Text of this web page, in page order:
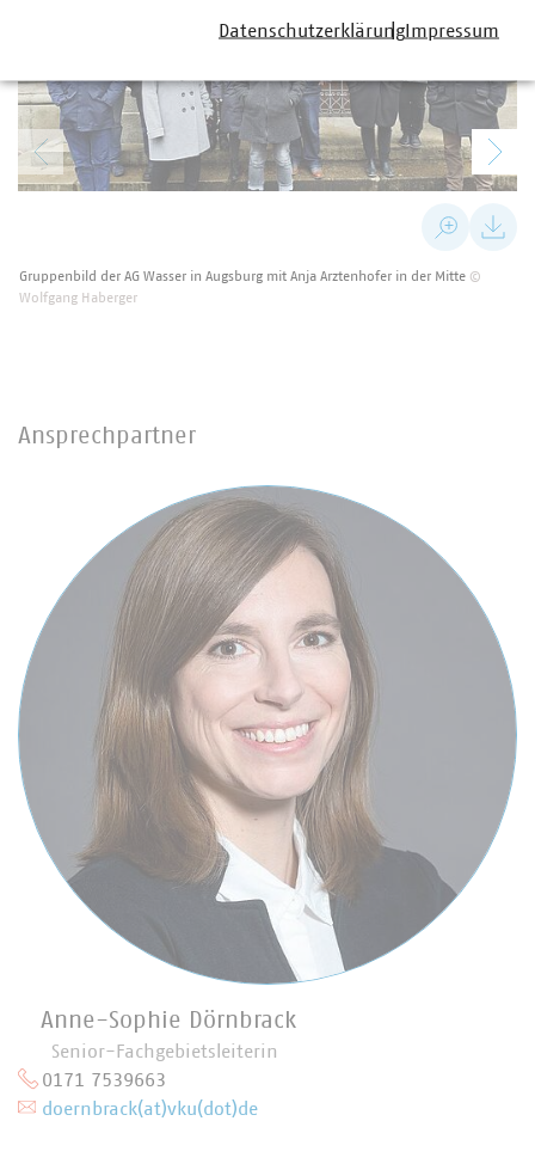
Gruppenbild der AG Wasser in Augsburg mit Anja Arztenhofer in der Mitte ©
Wolfgang Haberger
Ansprechpartner
Anne-Sophie Dörnbrack
Senior-Fachgebietsleiterin
0171 7539663
doernbrack(at)vku(dot)de
DatenschutzerklärungImpressum